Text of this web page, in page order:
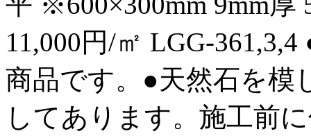
11,000円/㎡ LGG-
商品です。●天然石を模
してあります。施工前